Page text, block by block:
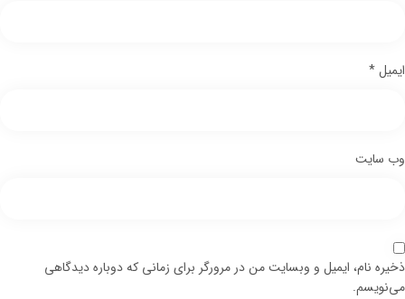
ایمیل*
وب‌ سایت
ذخیره نام، ایمیل و وبسایت من در مرورگر برای زمانی که دوباره دیدگاهی
می‌نویسم.